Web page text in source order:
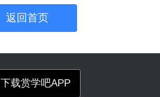
返回首页
下载赏学吧APP